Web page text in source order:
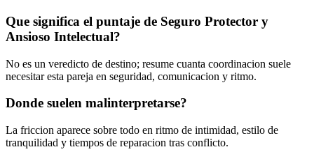
Que significa el puntaje de Seguro Protector y
Ansioso Intelectual?
No es un veredicto de destino; resume cuanta coordinacion suele
necesitar esta pareja en seguridad, comunicacion y ritmo.
Donde suelen malinterpretarse?
La friccion aparece sobre todo en ritmo de intimidad, estilo de
tranquilidad y tiempos de reparacion tras conflicto.